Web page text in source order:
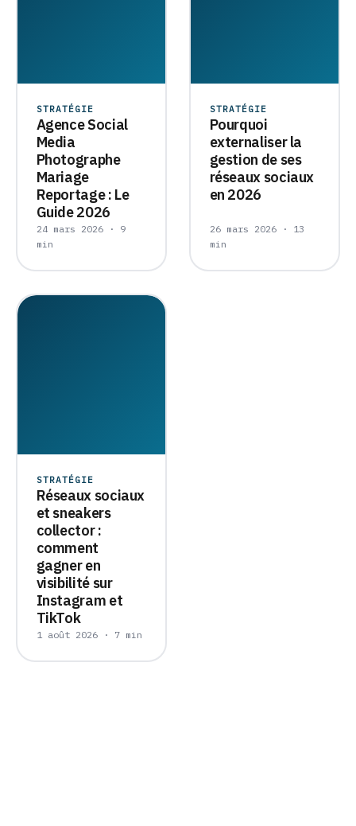
STRATÉGIE
Agence Social
Media
Photographe
Mariage
Reportage : Le
Guide 2026
24 mars 2026 · 9
min
STRATÉGIE
Pourquoi
externaliser la
gestion de ses
réseaux sociaux
en 2026
26 mars 2026 · 13
min
STRATÉGIE
Réseaux sociaux
et sneakers
collector :
comment
gagner en
visibilité sur
Instagram et
TikTok
1 août 2026 · 7 min